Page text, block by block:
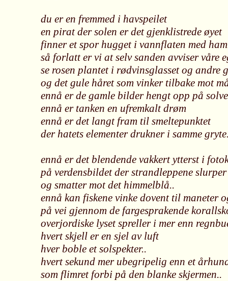
du er en fremmed i havspeilet
en pirat der solen er det gjenklistrede øyet
finner et spor hugget i vannflaten med
så forlatt er vi at selv sanden avviser våre
se rosen plantet i rødvinsglasset og andre
og det gule håret som vinker tilbake mot
ennå er de gamle bilder hengt opp på
ennå er tanken en ufremkalt drøm
ennå er det langt fram til smeltepunktet
der hatets elementer drukner i samme
ennå er det blendende vakkert ytterst i
på verdensbildet der strandleppene slurper
og smatter mot det himmelblå..
ennå kan fiskene vinke dovent til maneter
på vei gjennom de fargesprakende
overjordiske lyset spreller i mer enn
hvert skjell er en sjel av luft
hver boble et solspekter..
hvert sekund mer ubegripelig enn et
som flimret forbi på den blanke skjermen..